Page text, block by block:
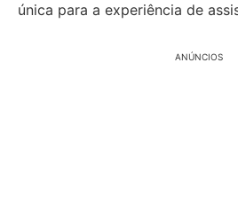
única para a experiência de
ANÚNCIOS